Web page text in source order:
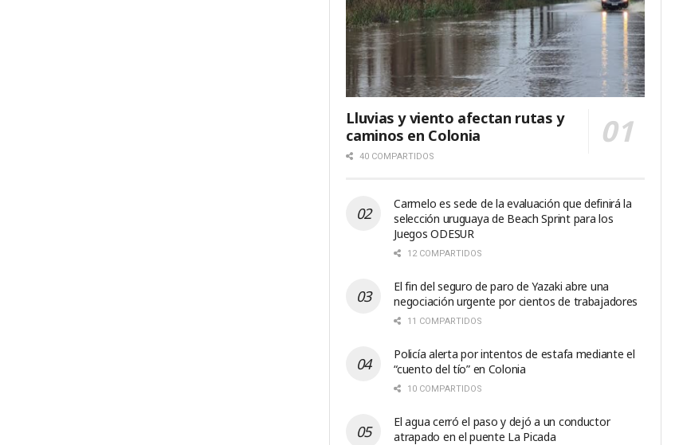
Lluvias y viento afectan rutas y
caminos en Colonia
40 COMPARTIDOS
Carmelo es sede de la evaluación que definirá la
selección uruguaya de Beach Sprint para los
Juegos ODESUR
12 COMPARTIDOS
El fin del seguro de paro de Yazaki abre una
negociación urgente por cientos de trabajadores
11 COMPARTIDOS
Policía alerta por intentos de estafa mediante el
“cuento del tío” en Colonia
10 COMPARTIDOS
El agua cerró el paso y dejó a un conductor
atrapado en el puente La Picada